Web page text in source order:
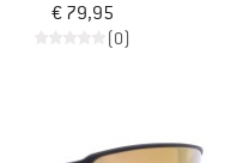
€ 79,95
(0)